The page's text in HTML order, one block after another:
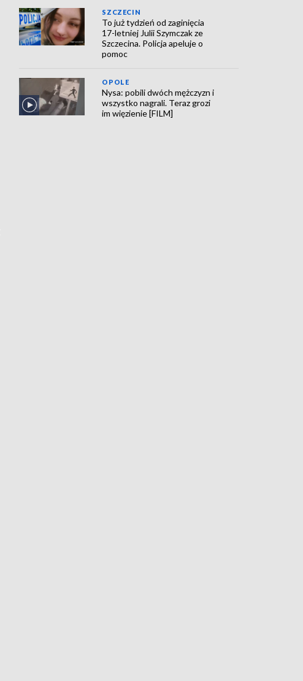
SZCZECIN
To już tydzień od zaginięcia
17-letniej Julii Szymczak ze
Szczecina. Policja apeluje o
pomoc
OPOLE
Nysa: pobili dwóch mężczyzn i
wszystko nagrali. Teraz grozi
im więzienie [FILM]